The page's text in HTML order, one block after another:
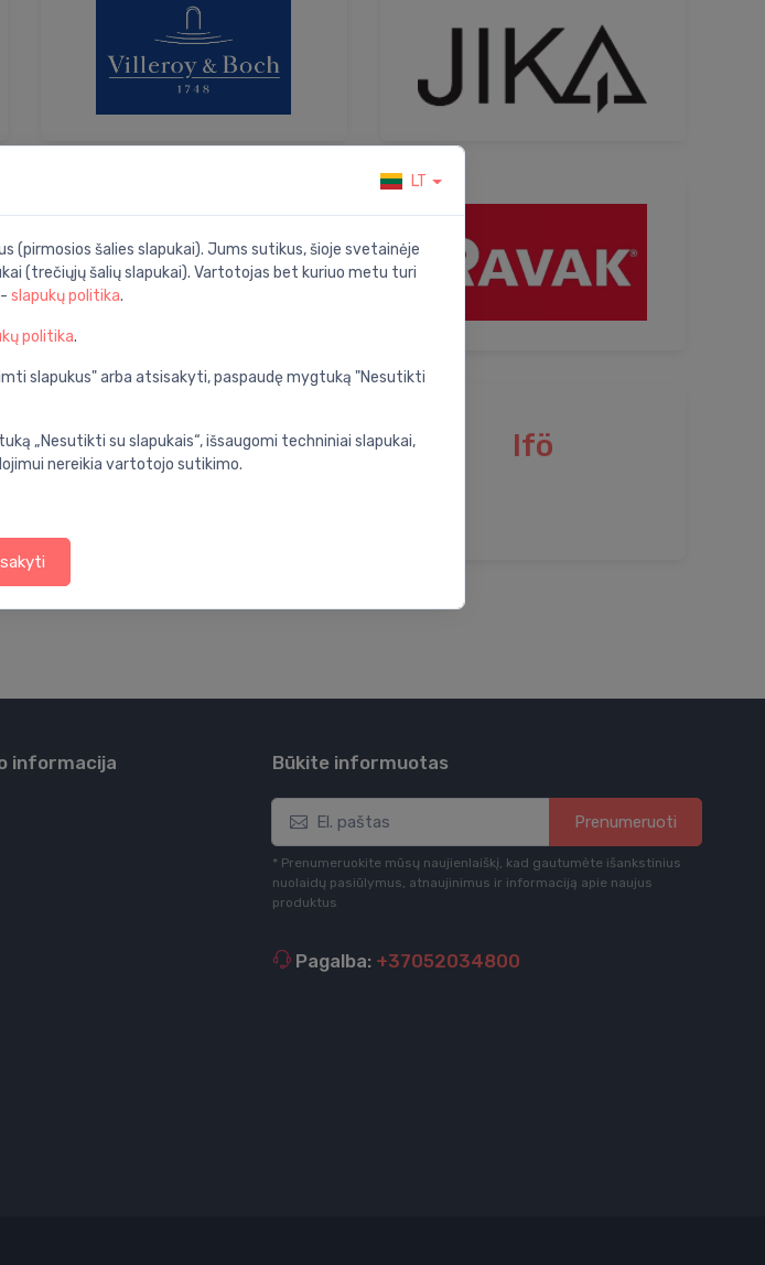
Ifö
informacija Būkite informuotas
Prenumeruoti
* Prenumeruokite mūsų naujienlaiškį, kad gautumėte išankstinius
nuolaidų pasiūlymus, atnaujinimus ir informaciją apie naujus
produktus
Pagalba: +37052034800
LT
(pirmosios šalies slapukai). Jums sutikus, šioje svetainėje
(trečiųjų šalių slapukai). Vartotojas bet kuriuo metu turi
slapukų politika.
politika.
slapukus" arba atsisakyti, paspaudę mygtuką "Nesutikti
„Nesutikti su slapukais“, išsaugomi techniniai slapukai,
nereikia vartotojo sutikimo.